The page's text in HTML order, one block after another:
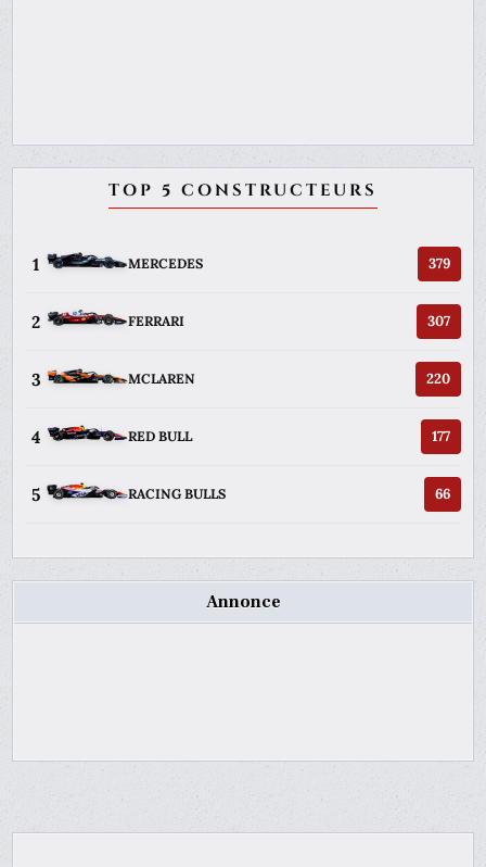
TOP 5 CONSTRUCTEURS
1 MERCEDES 379
2 FERRARI 307
3 MCLAREN 220
4 RED BULL 177
5 RACING BULLS 66
Annonce